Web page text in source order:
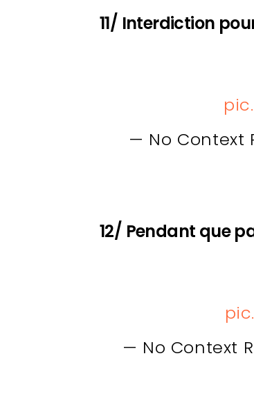
11/ Interdiction
— No Context
12/ Pendant que
— No Context